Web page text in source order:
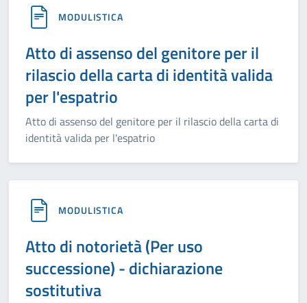
MODULISTICA
Atto di assenso del genitore per il
rilascio della carta di identità valida
per l'espatrio
Atto di assenso del genitore per il rilascio della carta di
identità valida per l'espatrio
MODULISTICA
Atto di notorietà (Per uso
successione) - dichiarazione
sostitutiva